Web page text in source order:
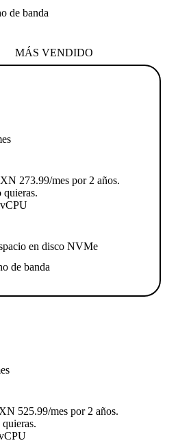
de banda
MÁS VENDIDO
273.99/mes por 2 años.
quieras.
en disco NVMe
de banda
525.99/mes por 2 años.